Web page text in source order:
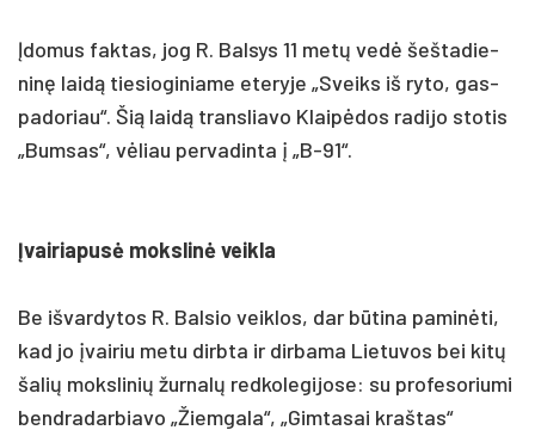
Įdo­mus fak­tas, jog R. Bal­sys 11 metų vedė šeš­ta­die­
ninę laidą tie­sio­gi­nia­me ete­ry­je „Sveiks iš ry­to, gas­
pa­do­riau“. Šią laidą trans­lia­vo Klaipė­dos ra­di­jo sto­tis
„Bum­sas“, vėliau per­va­din­ta į „B-91“.
Įvai­ria­pusė moks­linė veik­la
Be iš­var­dy­tos R. Bal­sio veik­los, dar būti­na pa­minė­ti,
kad jo įvai­riu me­tu dirb­ta ir dir­ba­ma Lie­tu­vos bei kitų
ša­lių moks­li­nių žur­nalų red­ko­le­gi­jo­se: su pro­fe­so­riu­mi
bend­ra­dar­bia­vo „Žiem­ga­la“, „Gim­ta­sai kraš­tas“